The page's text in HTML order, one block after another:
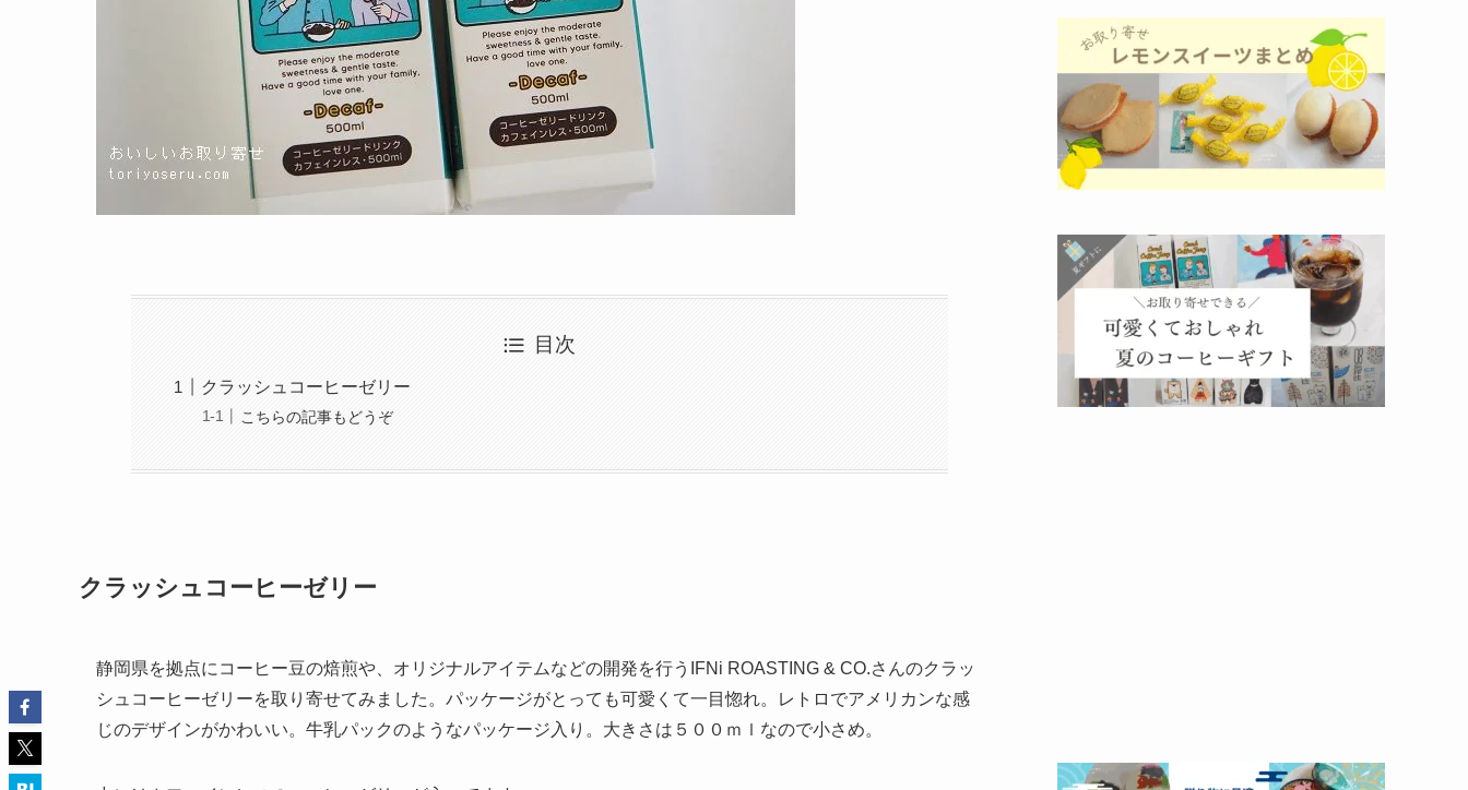
目次
クラッシュコーヒーゼリー
こちらの記事もどうぞ
クラッシュコーヒーゼリー
静岡県を拠点にコーヒー豆の焙煎や、オリジナルアイテムなどの開発を行うIFNi ROASTING & CO.さんのクラッ
シュコーヒーゼリーを取り寄せてみました。パッケージがとっても可愛くて一目惚れ。レトロでアメリカンな感
じのデザインがかわいい。牛乳パックのようなパッケージ入り。大きさは５００ｍｌなので小さめ。